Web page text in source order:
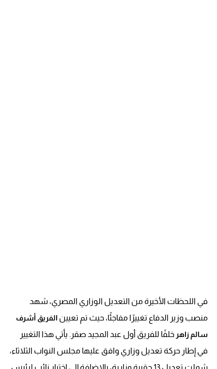
في اللحظات الأخيرة من التعديل الوزاري المصري، شهد
منصب وزير الدفاع تغييرًا مفاجئًا، حيث تم تعيين الفريق أشرف
سالم زاهر خلفًا للفريق أول عبد المجيد صقر. يأتي هذا التغيير
في إطار حركة تعديل وزاري وافق عليها مجلس النواب الثلاثاء،